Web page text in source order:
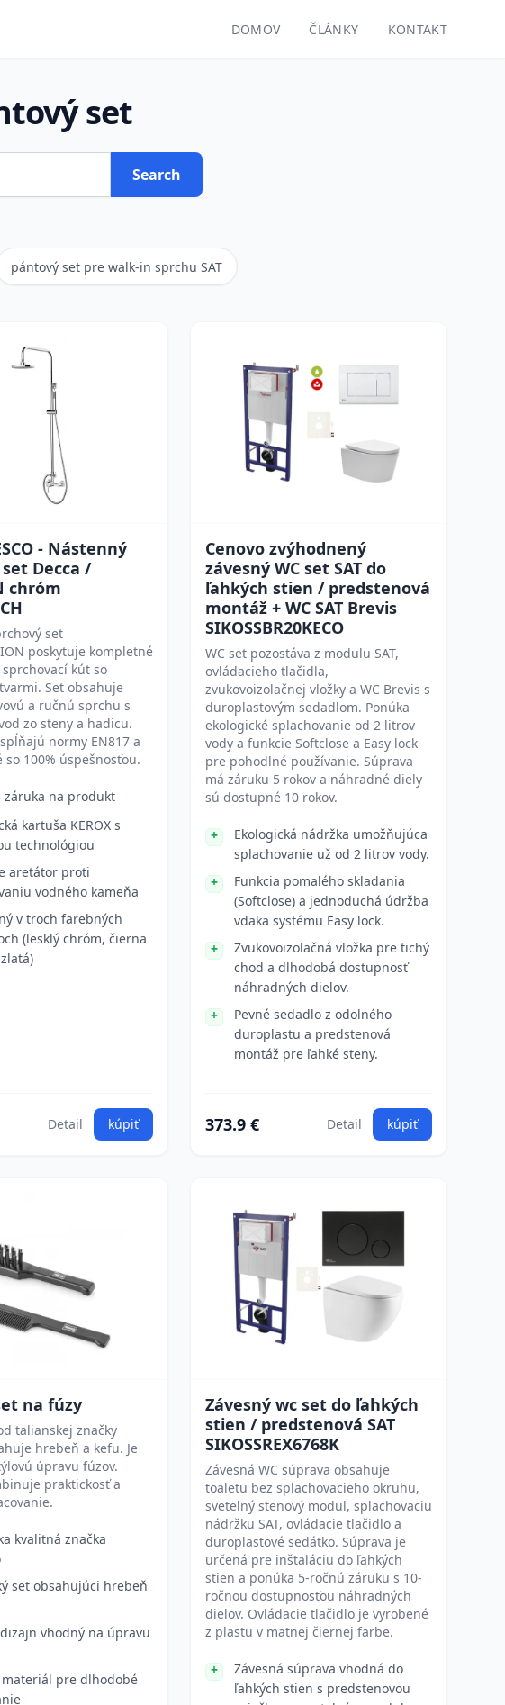
DOMOV ČLÁNKY KONTAKT
set
Search
pántový set pre walk-in sprchu SAT
- Nástenný
Decca /
chróm
set
poskytuje kompletné
kút so
Set obsahuje
a ručnú sprchu s
zo steny a hadicu.
normy EN817 a
so 100% úspešnosťou.
záruka na produkt
kartuša KEROX s
technológiou
aretátor proti
vodného kameňa
v troch farebných
(lesklý chróm, čierna
Detail kúpiť
Cenovo zvýhodnený
závesný WC set SAT do
ľahkých stien / predstenová
montáž + WC SAT Brevis
SIKOSSBR20KECO
WC set pozostáva z modulu SAT,
ovládacieho tlačidla,
zvukovoizolačnej vložky a WC Brevis s
duroplastovým sedadlom. Ponúka
ekologické splachovanie od 2 litrov
vody a funkcie Softclose a Easy lock
pre pohodlné používanie. Súprava
má záruku 5 rokov a náhradné diely
sú dostupné 10 rokov.
Ekologická nádržka umožňujúca
splachovanie už od 2 litrov vody.
Funkcia pomalého skladania
(Softclose) a jednoduchá údržba
vďaka systému Easy lock.
Zvukovoizolačná vložka pre tichý
chod a dlhodobá dostupnosť
náhradných dielov.
Pevné sedadlo z odolného
duroplastu a predstenová
montáž pre ľahké steny.
373.9 € Detail kúpiť
na fúzy
talianskej značky
hrebeň a kefu. Je
úpravu fúzov.
praktickosť a
kvalitná značka
set obsahujúci hrebeň
vhodný na úpravu
pre dlhodobé
Závesný wc set do ľahkých
stien / predstenová SAT
SIKOSSREX6768K
Závesná WC súprava obsahuje
toaletu bez splachovacieho okruhu,
svetelný stenový modul, splachovaciu
nádržku SAT, ovládacie tlačidlo a
duroplastové sedátko. Súprava je
určená pre inštaláciu do ľahkých
stien a ponúka 5-ročnú záruku s 10-
ročnou dostupnosťou náhradných
dielov. Ovládacie tlačidlo je vyrobené
z plastu v matnej čiernej farbe.
Závesná súprava vhodná do
ľahkých stien s predstenovou